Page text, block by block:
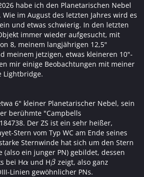
habe ich den Planetarischen Nebel
Wie im August des letzten Jahres wird es
und etwas schwierig. In den letzten
immer wieder aufgesucht, mit
8, meinem langjährigen 12,5"
meinem jetzigen, etwas kleineren 10"-
mir einige Beobachtungen mit meiner
Lightbridge.
6" kleiner Planetarischer Nebel, sein
berühmte "Campbells
Der ZS ist ein sehr heißer,
Stern vom Typ WC am Ende seines
Sternwinde hat sich um den Stern
(also ein junger PN) gebildet, dessen
bei Hα
α und Hβ
β zeigt, also ganz
Linien gewöhnlicher PNs.